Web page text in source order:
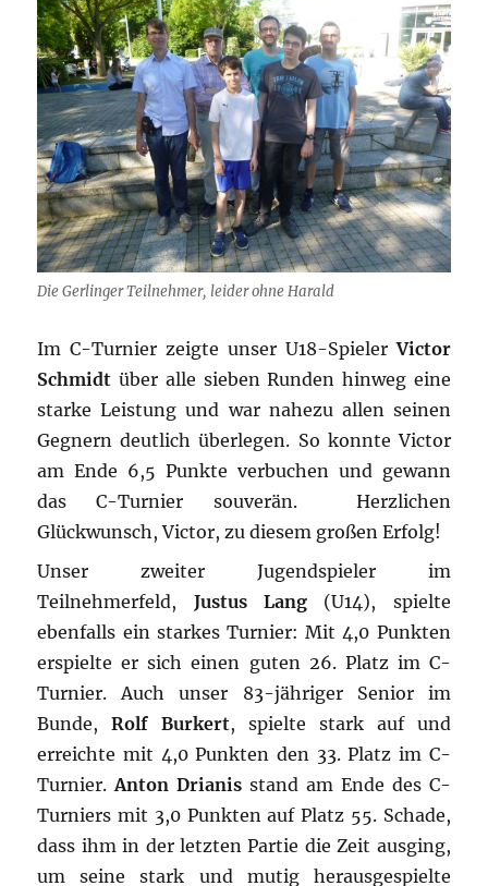
Die Gerlinger Teilnehmer, leider ohne Harald
Im C-Turnier zeigte unser U18-SpielerVictor
Schmidt über alle sieben Runden hinweg eine
starke Leistung und war nahezu allen seinen
Gegnern deutlich überlegen. So konnte Victor
am Ende 6,5 Punkte verbuchen und gewann
das C-Turnier souverän. Herzlichen
Glückwunsch, Victor, zu diesem großen Erfolg!
Unser zweiter Jugendspieler im
Teilnehmerfeld, Justus Lang (U14), spielte
ebenfalls ein starkes Turnier: Mit 4,0 Punkten
erspielte er sich einen guten 26. Platz im C-
Turnier. Auch unser 83-jähriger Senior im
Bunde,Rolf Burkert, spielte stark auf und
erreichte mit 4,0 Punkten den 33. Platz im C-
Turnier.Anton Drianis stand am Ende des C-
Turniers mit 3,0 Punkten auf Platz 55. Schade,
dass ihm in der letzten Partie die Zeit ausging,
um seine stark und mutig herausgespielte